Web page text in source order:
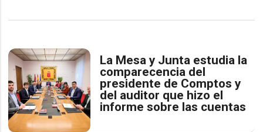
La Mesa y Junta estudia la
comparecencia del
presidente de Comptos y
del auditor que hizo el
informe sobre las cuentas